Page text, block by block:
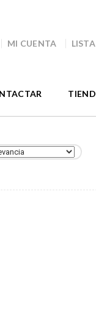
MI CUENTA